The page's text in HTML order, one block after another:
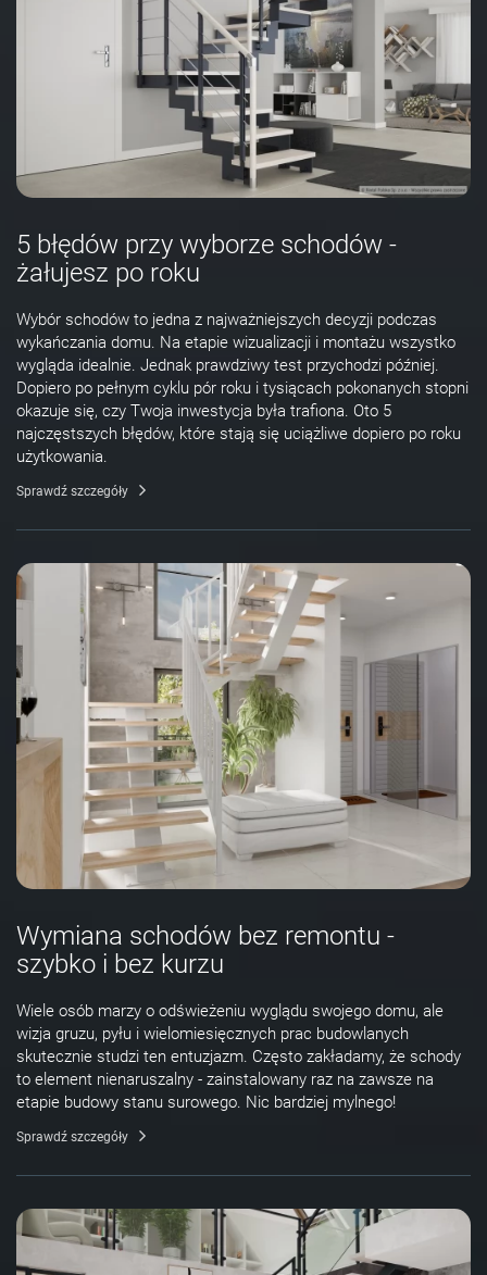
5 błędów przy wyborze schodów -
żałujesz po roku
Wybór schodów to jedna z najważniejszych decyzji podczas
wykańczania domu. Na etapie wizualizacji i montażu wszystko
wygląda idealnie. Jednak prawdziwy test przychodzi później.
Dopiero po pełnym cyklu pór roku i tysiącach pokonanych stopni
okazuje się, czy Twoja inwestycja była trafiona. Oto 5
najczęstszych błędów, które stają się uciążliwe dopiero po roku
użytkowania.
Sprawdź szczegóły
Wymiana schodów bez remontu -
szybko i bez kurzu
Wiele osób marzy o odświeżeniu wyglądu swojego domu, ale
wizja gruzu, pyłu i wielomiesięcznych prac budowlanych
skutecznie studzi ten entuzjazm. Często zakładamy, że schody
to element nienaruszalny - zainstalowany raz na zawsze na
etapie budowy stanu surowego. Nic bardziej mylnego!
Sprawdź szczegóły